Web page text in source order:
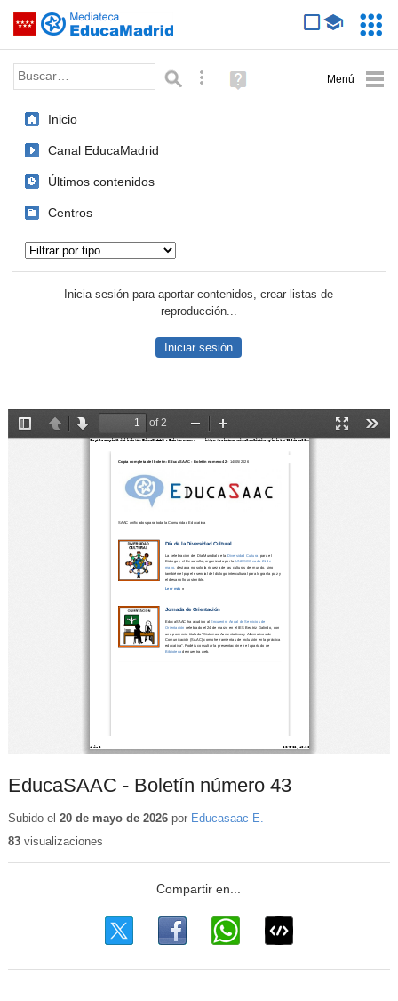
Saltar navegación
Palabra o frase: Búsqueda avanzada
Ayuda
(en
Inicio
Canal EducaMadrid
Últimos contenidos
Centros
Inicia sesión para aportar contenidos, crear listas de
reproducción...
Iniciar sesión
EducaSAAC - Boletín número 43
Subido el 20 de mayo de 2026por Educasaac E.
83visualizaciones